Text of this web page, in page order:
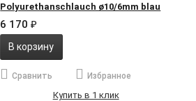
Polyurethanschlauch ø10/6mm blau
6 170₽
В корзину
Сравнить Избранное
Купить в 1 клик